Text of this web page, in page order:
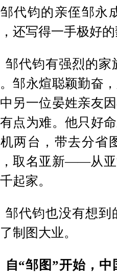
代钧的亲侄邹永
还写得一手极好
邹代钧有强烈的家
邹永煊聪颖勤奋
另一位晏姓亲友
点为难。他只好
两台，带去分省
取名亚新——从亚
起家。
邹代钧也没有想到
制图大业。
自“邹图”开始，